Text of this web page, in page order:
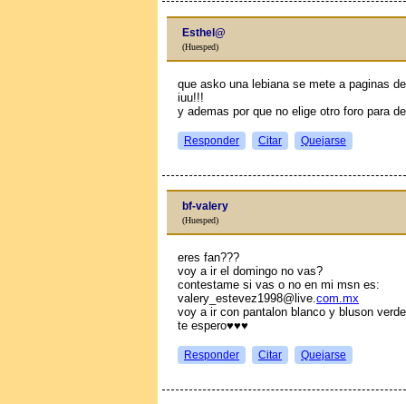
Esthel@
(Huesped)
que asko una lebiana se mete a paginas
iuu!!!
y ademas por que no elige otro foro para
Responder Citar Quejarse
bf-valery
(Huesped)
eres fan???
voy a ir el domingo no vas?
contestame si vas o no en mi msn es:
valery_estevez1998@live.com.mx
voy a ir con pantalon blanco y bluson verde
te espero♥♥♥
Responder Citar Quejarse